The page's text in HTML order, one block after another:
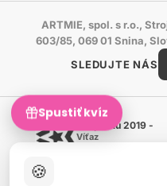
ARTMIE, spol. s r.o.,
603/85, 069 01 Snina,
SLEDUJTE NÁS
Shoproku 2019 -
Víťaz
🍪
Spustiť kvíz